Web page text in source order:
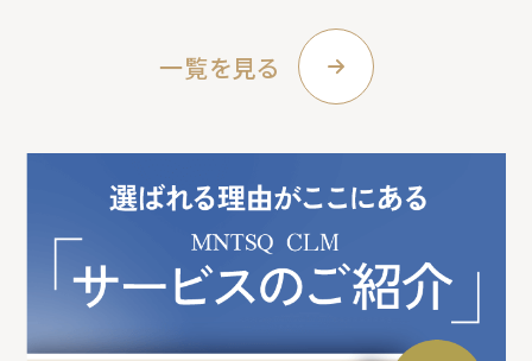
一覧を見る